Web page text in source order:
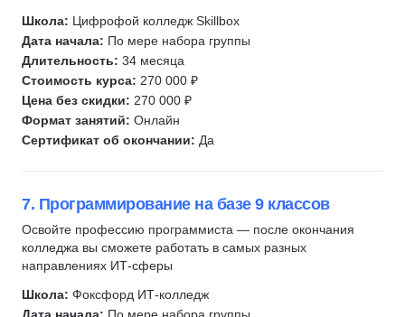
Школа: Цифрофой колледж Skillbox
Дата начала: По мере набора группы
Длительность: 34 месяца
Стоимость курса: 270 000 ₽
Цена без скидки: 270 000 ₽
Формат занятий: Онлайн
Сертификат об окончании: Да
7. Программирование на базе 9 классов
Освойте профессию программиста — после окончания
колледжа вы сможете работать в самых разных
направлениях ИТ-сферы
Школа: Фоксфорд ИТ-колледж